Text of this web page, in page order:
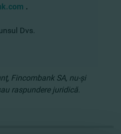
.
Dvs.
Fincombank SA, nu-şi
raspundere juridică.